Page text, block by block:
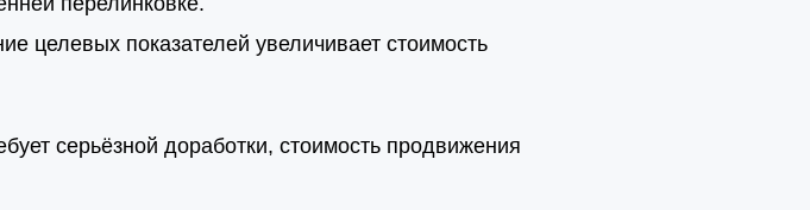
целевых показателей увеличивает стоимость
серьёзной доработки, стоимость продвижения